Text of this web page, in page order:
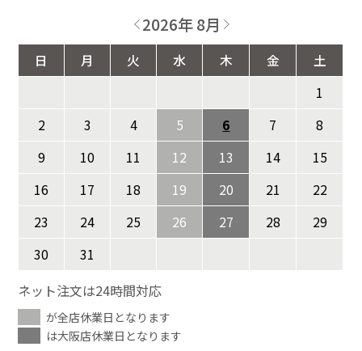
2026年 8月
日 月 火 水 木 金
土
1
2
3 4 5 6 7
8
9
10 11 12 13 14
15
16
17 18 19 20 21
22
23
24 25 26 27 28
29
30
31
ネット注文は24時間対応
が全店休業日となります
は大阪店休業日となります